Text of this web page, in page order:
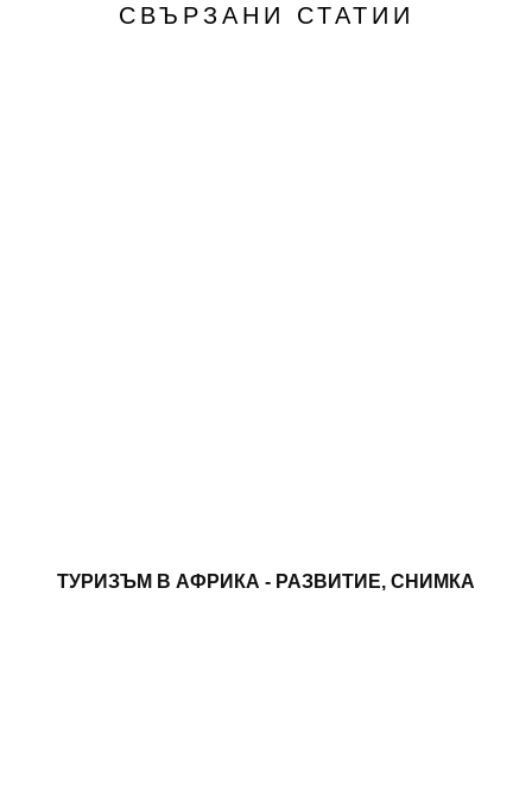
СВЪРЗАНИ СТАТИИ
ТУРИЗЪМ В АФРИКА - РАЗВИТИЕ, СНИМКА